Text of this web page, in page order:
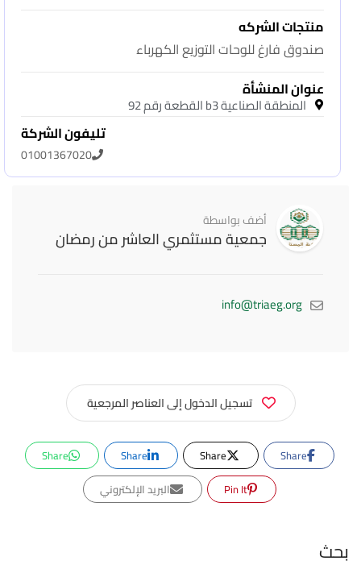
منتجات الشركه
صندوق فارغ للوحات التوزيع الكهرباء
عنوان المنشأة
المنطقة الصناعية b3 القطعة رقم 92
تليفون الشركة
01001367020
أضف بواسطة
جمعية مستثمري العاشر من رمضان
info@triaeg.org
تسجيل الدخول إلى العناصر المرجعية
Share
Share
Share
Share
Pin It
البريد الإلكتروني
بحث